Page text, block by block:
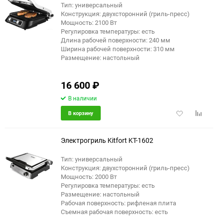
Тип: универсальный
Конструкция: двухсторонний (гриль-пресс)
Мощность: 2100 Вт
Регулировка температуры: есть
Длина рабочей поверхности: 240 мм
Ширина рабочей поверхности: 310 мм
Размещение: настольный
16 600₽
В наличии
Добавить
В корзину
еще 2 фото
Электрогриль Kitfort KT-1602
Тип: универсальный
Конструкция: двухсторонний (гриль-пресс)
Мощность: 2000 Вт
Регулировка температуры: есть
Размещение: настольный
Рабочая поверхность: рифленая плита
Съемная рабочая поверхность: есть